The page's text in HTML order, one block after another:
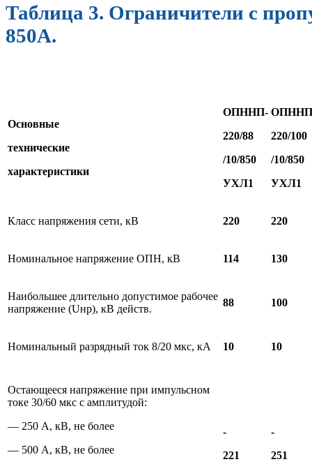
Таблица 3. Ограничители с
850А.
Основные
технические
характеристики
ОПННП-
220/88
/10/850
УХЛ1
220/100
/10/850
УХЛ1
Класс напряжения сети, кВ 220 220
Номинальное напряжение ОПН, кВ 114 130
Наибольшее длительно допустимое рабочее
напряжение (Uнр), кВ действ.
88 100
Номинальный разрядный ток 8/20 мкс, кА 10 10
Остающееся напряжение при импульсном
токе 30/60 мкс с амплитудой:
— 250 А, кВ, не более
— 500 А, кВ, не более
-
221
-
251